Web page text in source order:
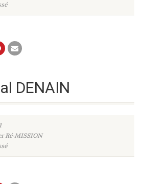
DENAIN
Ré-MISSION